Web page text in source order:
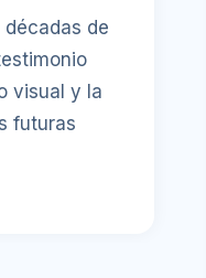
de
visual y la
futuras